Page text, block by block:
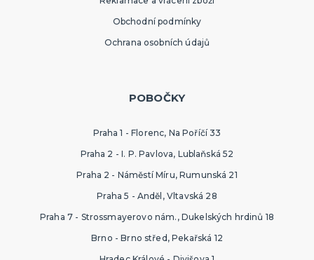
Obchodní podmínky
Ochrana osobních údajů
POBOČKY
Praha 1 - Florenc, Na Poříčí 33
Praha 2 - I. P. Pavlova, Lublaňská 52
Praha 2 - Náměstí Míru, Rumunská 21
Praha 5 - Anděl, Vltavská 28
Praha 7 - Strossmayerovo nám., Dukelských hrdinů 18
Brno - Brno střed, Pekařská 12